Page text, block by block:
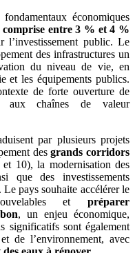
économiques
comprise entre 3 % et 4 %
l’investissement public. Le
des infrastructures un
du niveau de vie, en
et les équipements publics.
de forte ouverture de
aux chaînes de valeur
par plusieurs projets
desgrands corridors
10), la modernisation des
que des investissements
Le pays souhaite accélérer le
et préparer
, un enjeu économique,
significatifs sont également
de l’environnement, avec